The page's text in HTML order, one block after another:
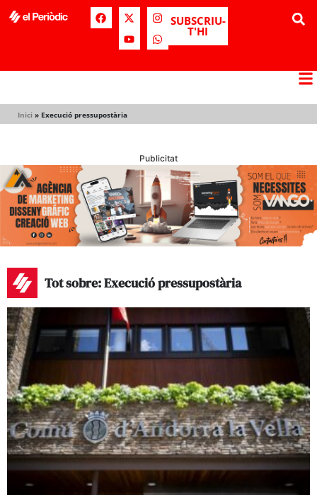
SUBSCRIU-
T'HI
Inici » Execució pressupostària
Publicitat
Tot sobre: Execució pressupostària